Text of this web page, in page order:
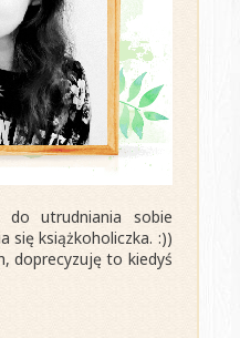
do utrudniania sobie
się książkoholiczka. :))
doprecyzuję to kiedyś